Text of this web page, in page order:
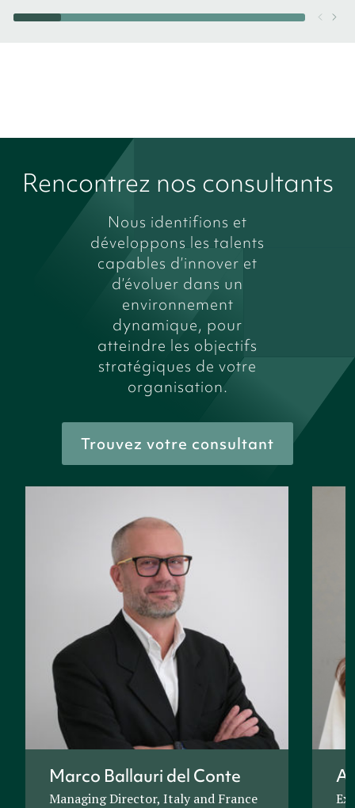
Rencontrez nos consultants
Nous identifions et
développons les talents
capables d’innover et
d’évoluer dans un
environnement
dynamique, pour
atteindre les objectifs
stratégiques de votre
organisation.
Trouvez votre consultant
Marco Ballauri del Conte
Managing Director, Italy and France